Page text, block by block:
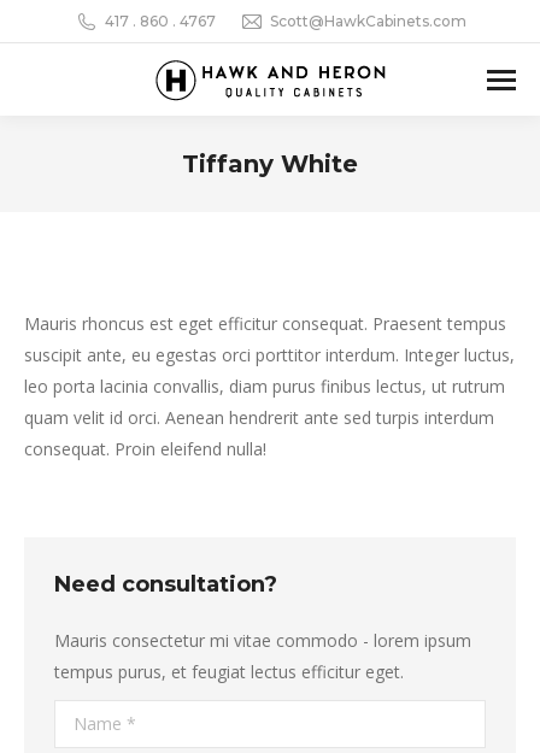
417 . 860 . 4767‬ Scott@HawkCabinets.com
Tiffany White
Mauris rhoncus est eget efficitur consequat. Praesent tempus
suscipit ante, eu egestas orci porttitor interdum. Integer luctus,
leo porta lacinia convallis, diam purus finibus lectus, ut rutrum
quam velit id orci. Aenean hendrerit ante sed turpis interdum
consequat. Proin eleifend nulla!
Need consultation?
Mauris consectetur mi vitae commodo - lorem ipsum
tempus purus, et feugiat lectus efficitur eget.
Name *